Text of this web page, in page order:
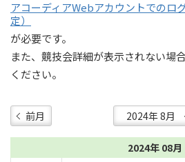
アコーディアWebアカウントでのロ
定）
が必要です。
また、競技会詳細が表示されない場
ください。
前月
2024年 08月